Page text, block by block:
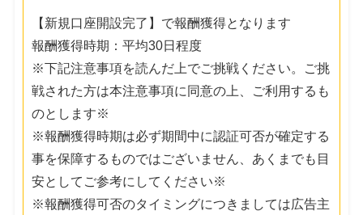
【新規口座開設完了】で報酬獲得となります
報酬獲得時期：平均30日程度
※下記注意事項を読んだ上でご挑戦ください。ご挑
戦された方は本注意事項に同意の上、ご利用するも
のとします※
※報酬獲得時期は必ず期間中に認証可否が確定する
事を保障するものではございません、あくまでも目
安としてご参考にしてください※
※報酬獲得可否のタイミングにつきましては広告主